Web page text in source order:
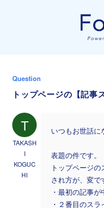
Question
トップページの【記事
T
TAKASH
I
KOGUC
HI
いつもお世話に
表題の件です。
トップページ
され方が、変で
・最初の記事
・２番目のス